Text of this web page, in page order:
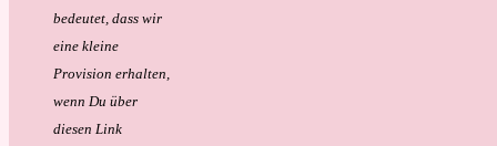
bedeutet, dass wir
eine kleine
Provision erhalten,
wenn Du über
diesen Link